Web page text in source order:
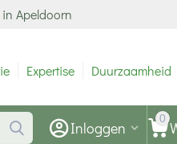
Apeldoorn
Expertise Duurzaamheid
0
Inloggen